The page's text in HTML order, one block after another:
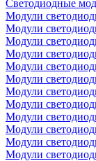
Светодиодные
Модули
Модули
Модули
Модули
Модули
Модули
Модули
Модули
Модули
Модули
Модули
Модули